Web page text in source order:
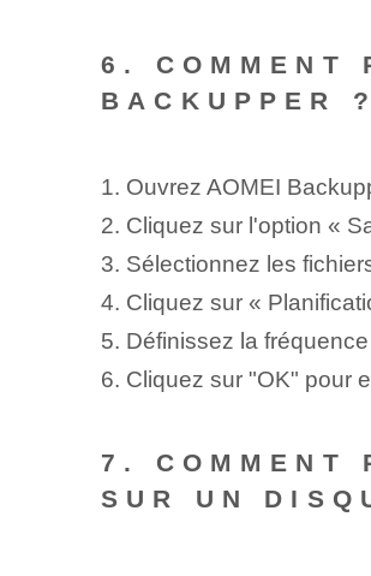
6. COMMENT
BACKUPPER ?
1. Ouvrez AOMEI
2. Cliquez sur l'option «
3. Sélectionnez les
4. Cliquez sur «
5. Définissez la
6. Cliquez sur "OK" pour
7. COMMENT
SUR UN